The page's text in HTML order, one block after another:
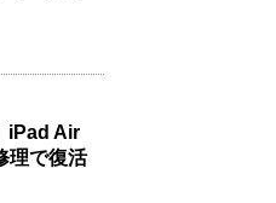
iPad Air
理で復活